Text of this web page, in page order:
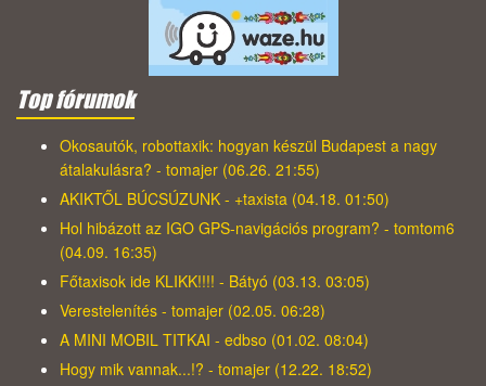
Top fórumok
Okosautók, robottaxik: hogyan készül Budapest a nagy
átalakulásra? - tomajer (06.26. 21:55)
AKIKTŐL BÚCSÚZUNK - +taxista (04.18. 01:50)
Hol hibázott az IGO GPS-navigációs program? - tomtom6
(04.09. 16:35)
Főtaxisok ide KLIKK!!!! - Bátyó (03.13. 03:05)
Verestelenítés - tomajer (02.05. 06:28)
A MINI MOBIL TITKAI - edbso (01.02. 08:04)
Hogy mik vannak...!? - tomajer (12.22. 18:52)